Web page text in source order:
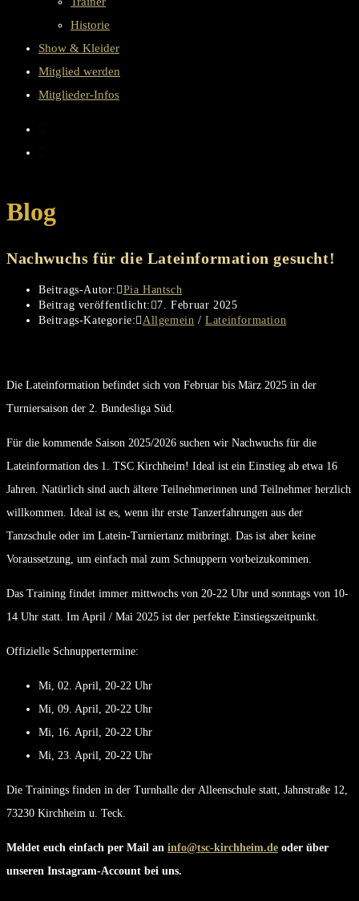
Historie
Show & Kleider
Mitglied werden
Mitglieder-Infos
Blog
Nachwuchs für die Lateinformation gesucht!
Beitrags-Autor:
Pia Hantsch
Beitrag veröffentlicht:
7. Februar 2025
Beitrags-Kategorie:
Allgemein / Lateinformation
Die Lateinformation befindet sich von Februar bis März 2025 in der
Turniersaison der 2. Bundesliga Süd.
Für die kommende Saison 2025/2026 suchen wir Nachwuchs für die
Lateinformation des 1. TSC Kirchheim! Ideal ist ein Einstieg ab etwa 16
Jahren. Natürlich sind auch ältere Teilnehmerinnen und Teilnehmer herzlich
willkommen. Ideal ist es, wenn ihr erste Tanzerfahrungen aus der
Tanzschule oder im Latein-Turniertanz mitbringt. Das ist aber keine
Voraussetzung, um einfach mal zum Schnuppern vorbeizukommen.
Das Training findet immer mittwochs von 20-22 Uhr und sonntags von 10-
14 Uhr statt. Im April / Mai 2025 ist der perfekte Einstiegszeitpunkt.
Offizielle Schnuppertermine:
Mi, 02. April, 20-22 Uhr
Mi, 09. April, 20-22 Uhr
Mi, 16. April, 20-22 Uhr
Mi, 23. April, 20-22 Uhr
Die Trainings finden in der Turnhalle der Alleenschule statt, Jahnstraße 12,
73230 Kirchheim u. Teck.
Meldet euch einfach per Mail an info@tsc-kirchheim.de oder über
unseren Instagram-Account bei uns.